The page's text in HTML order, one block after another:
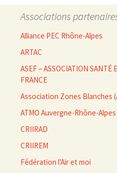
Associations
Alliance PEC Rhône-Alpes
ARTAC
ASEF – ASSOCIATION SANTÉ
FRANCE
Association Zones Blanches
ATMO Auvergne-Rhône-Alpes
CRIIRAD
CRIIREM
Fédération l'Air et moi